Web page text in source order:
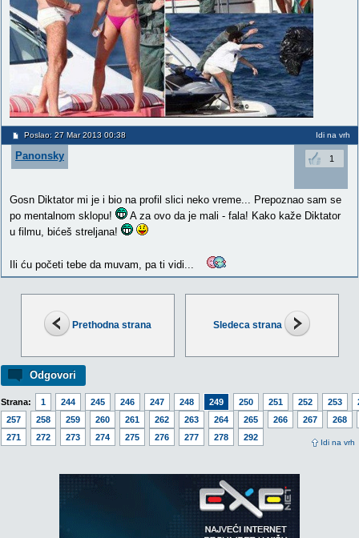
Prethodna strana Sledeca strana
Odgovori
Strana: 1 244 245 246 247 248 249 250 251 252 253
257
258 259 260 261 262 263 264 265 266 267
268
271
272 273 274 275 276 277 278 292
Idi na vrh
Poslao: 27 Mar 2013 00:38 Idi na vrh
Panonsky 1
Gosn Diktator mi je i bio na profil slici neko vreme... Prepoznao sam se
po mentalnom sklopu!
A za ovo da je mali - fala! Kako kaže Diktator
u filmu, bićeš streljana!
Ili ću početi tebe da muvam, pa ti vidi...